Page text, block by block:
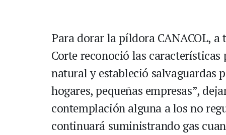
Para dorar la píldora CANACOL,
Corte reconoció las
natural y estableció salvaguardas
hogares, pequeñas empresas”,
contemplación alguna a los no
continuará suministrando gas